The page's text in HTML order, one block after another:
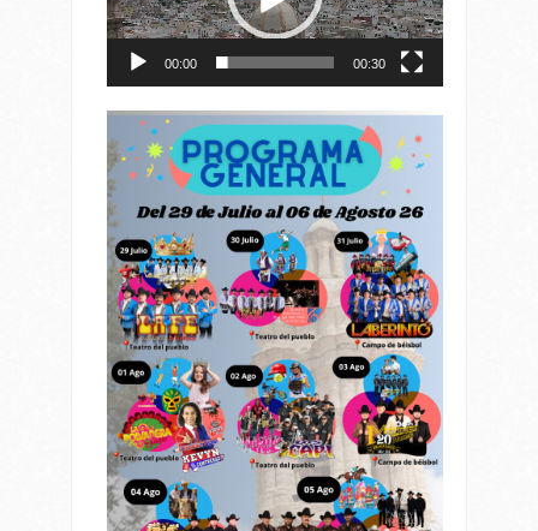
00:00 00:30